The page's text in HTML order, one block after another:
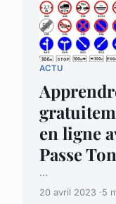
ACTU
en ligne
Passe
...
20 avril 2023 5